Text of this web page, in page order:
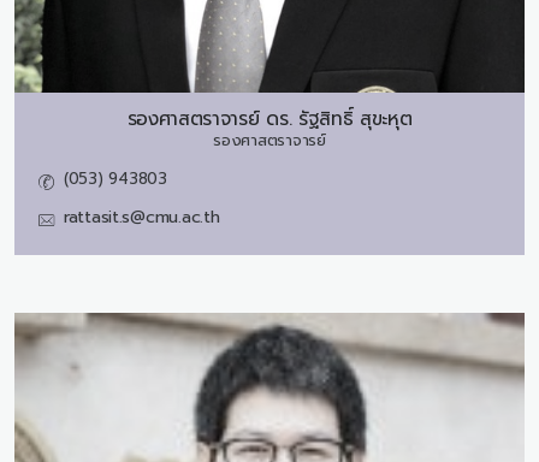
รองศาสตราจารย์ ดร. รัฐสิทธิ์ สุขะหุต
รองศาสตราจารย์
(053) 943803
rattasit.s@cmu.ac.th